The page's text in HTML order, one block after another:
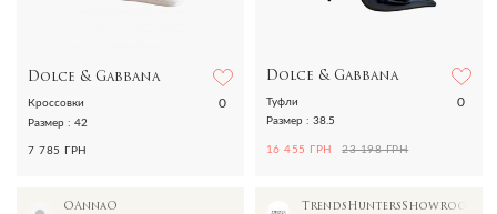
Dolce & Gabbana
0
Кроссовки
Размер : 42
7 785 ГРН
Dolce & Gabbana
0
Туфли
Размер : 38.5
16 455 ГРН 23 198 ГРН
OAnnaO TrendsHuntersShowroom